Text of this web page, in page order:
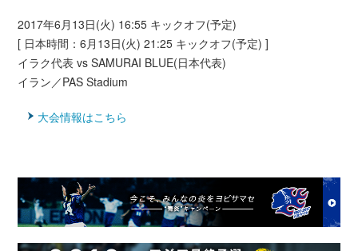
2017年6月13日(火) 16:55 キックオフ(予定)
[ 日本時間：6月13日(火) 21:25 キックオフ(予定) ]
イラク代表 vs SAMURAI BLUE(日本代表)
イラン／PAS Stadium
大会情報はこちら